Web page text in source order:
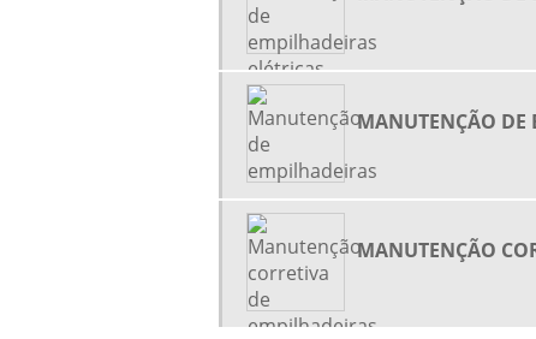
MANUTENÇÃO DE
MANUTENÇÃO